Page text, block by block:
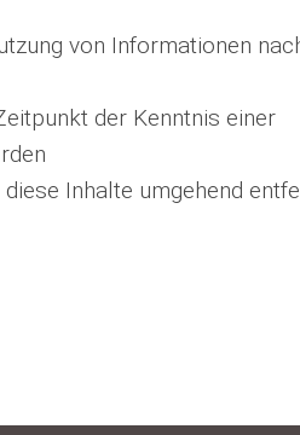
von Informationen
der Kenntnis einer
Inhalte umgehend